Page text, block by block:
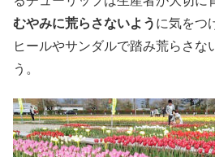
むやみに荒らさないよう に気をつ
ヒールやサンダルで踏み荒らさな
う。